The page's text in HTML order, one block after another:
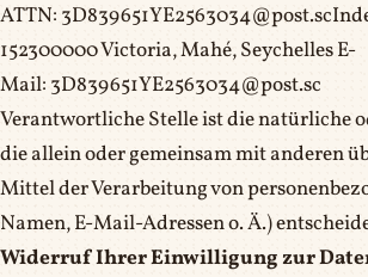
ATTN:
152300000 Victoria, Mahé, Seychelles E-
Mail: 3D839651YE2563034@post.sc
Verantwortliche Stelle ist die natürliche
die allein oder gemeinsam mit anderen
Mittel der Verarbeitung von
Namen, E-Mail-Adressen o. Ä.)
Widerruf Ihrer Einwilligung zur